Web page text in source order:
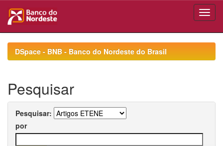
navigationDSpace - BNB - Banco do Nordeste do Brasil
Pesquisar
Pesquisar:
por